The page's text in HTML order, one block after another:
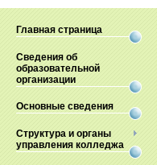
Главная страница
Сведения об
образовательной
организации
Основные сведения
Структура и органы
управления колледжа